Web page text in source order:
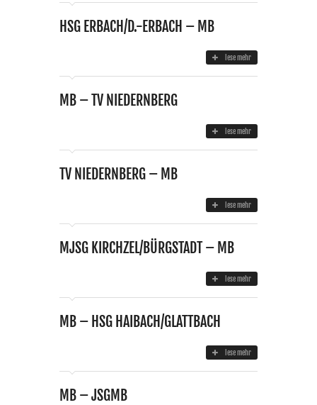
HSG ERBACH/D.-ERBACH – MB
lese mehr
MB – TV NIEDERNBERG
lese mehr
TV NIEDERNBERG – MB
lese mehr
MJSG KIRCHZEL/BÜRGSTADT – MB
lese mehr
MB – HSG HAIBACH/GLATTBACH
lese mehr
MB – JSGMB